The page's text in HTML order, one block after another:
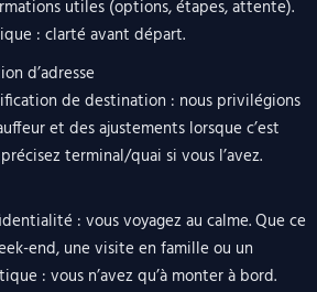
utiles (options, étapes, attente).
: clarté avant départ.
d’adresse
de destination : nous privilégions
et des ajustements lorsque c’est
terminal/quai si vous l’avez.
: vous voyagez au calme. Que ce
end, une visite en famille ou un
: vous n’avez qu’à monter à bord.